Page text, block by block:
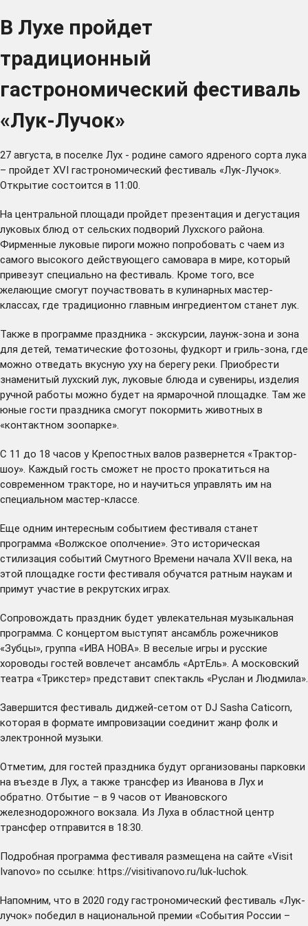
В Лухе пройдет
традиционный
гастрономический фестиваль
«Лук-Лучок»
27 августа, в поселке Лух - родине самого ядреного сорта лука
– пройдет XVI гастрономический фестиваль «Лук-Лучок».
Открытие состоится в 11:00.
На центральной площади пройдет презентация и дегустация
луковых блюд от сельских подворий Лухского района.
Фирменные луковые пироги можно попробовать с чаем из
самого высокого действующего самовара в мире, который
привезут специально на фестиваль. Кроме того, все
желающие смогут поучаствовать в кулинарных мастер-
классах, где традиционно главным ингредиентом станет лук.
Также в программе праздника - экскурсии, лаунж-зона и зона
для детей, тематические фотозоны, фудкорт и гриль-зона, где
можно отведать вкусную уху на берегу реки. Приобрести
знаменитый лухский лук, луковые блюда и сувениры, изделия
ручной работы можно будет на ярмарочной площадке. Там же
юные гости праздника смогут покормить животных в
«контактном зоопарке».
С 11 до 18 часов у Крепостных валов развернется «Трактор-
шоу». Каждый гость сможет не просто прокатиться на
современном тракторе, но и научиться управлять им на
специальном мастер-классе.
Еще одним интересным событием фестиваля станет
программа «Волжское ополчение». Это историческая
стилизация событий Смутного Времени начала XVII века, на
этой площадке гости фестиваля обучатся ратным наукам и
примут участие в рекрутских играх.
Сопровождать праздник будет увлекательная музыкальная
программа. С концертом выступят ансамбль рожечников
«Зубцы», группа «ИВА НОВА». В веселые игры и русские
хороводы гостей вовлечет ансамбль «АртЕль». А московский
театра «Трикстер» представит спектакль «Руслан и Людмила».
Завершится фестиваль диджей-сетом от DJ Sasha Caticorn,
которая в формате импровизации соединит жанр фолк и
электронной музыки.
Отметим, для гостей праздника будут организованы парковки
на въезде в Лух, а также трансфер из Иванова в Лух и
обратно. Отбытие – в 9 часов от Ивановского
железнодорожного вокзала. Из Луха в областной центр
трансфер отправится в 18:30.
Подробная программа фестиваля размещена на сайте «Visit
Ivanovo» по ссылке: https://visitivanovo.ru/luk-luchok
Напомним, что в 2020 году гастрономический фестиваль «Лук-
лучок» победил в национальной премии «События России –